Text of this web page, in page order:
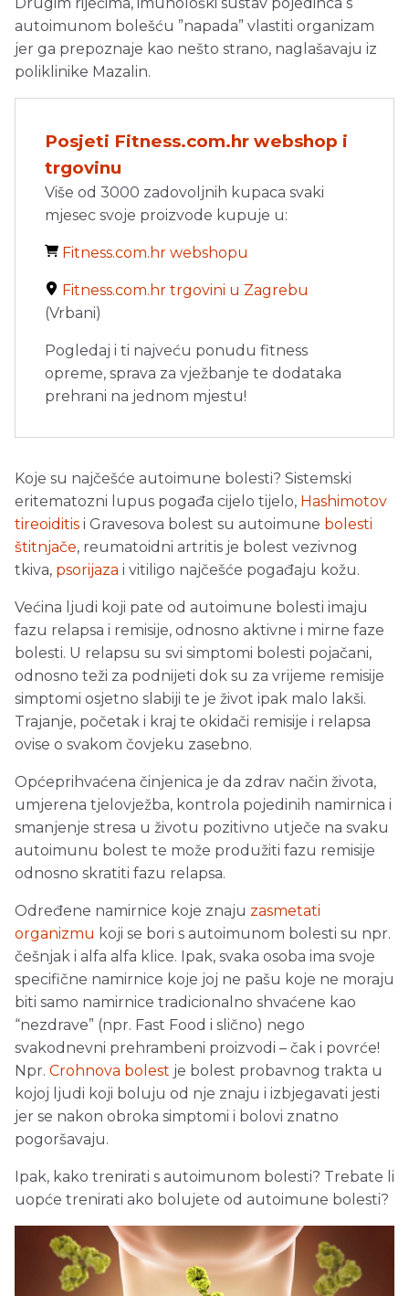
autoimunom bolešću ”napada” vlastiti organizam
jer ga prepoznaje kao nešto strano, naglašavaju iz
poliklinike Mazalin.
Posjeti Fitness.com.hr webshop i
trgovinu
Više od 3000 zadovoljnih kupaca svaki
mjesec svoje proizvode kupuje u:
Fitness.com.hr webshopu
Fitness.com.hr trgovini u Zagrebu
(Vrbani)
Pogledaj i ti najveću ponudu fitness
opreme, sprava za vježbanje te dodataka
prehrani na jednom mjestu!
Koje su najčešće autoimune bolesti? Sistemski
eritematozni lupus pogađa cijelo tijelo, Hashimotov
tireoiditis i Gravesova bolest su autoimune bolesti
štitnjače, reumatoidni artritis je bolest vezivnog
tkiva, psorijaza i vitiligo najčešće pogađaju kožu.
Većina ljudi koji pate od autoimune bolesti imaju
fazu relapsa i remisije, odnosno aktivne i mirne faze
bolesti. U relapsu su svi simptomi bolesti pojačani,
odnosno teži za podnijeti dok su za vrijeme remisije
simptomi osjetno slabiji te je život ipak malo lakši.
Trajanje, početak i kraj te okidači remisije i relapsa
ovise o svakom čovjeku zasebno.
Općeprihvaćena činjenica je da zdrav način života,
umjerena tjelovježba, kontrola pojedinih namirnica i
smanjenje stresa u životu pozitivno utječe na svaku
autoimunu bolest te može produžiti fazu remisije
odnosno skratiti fazu relapsa.
Određene namirnice koje znaju zasmetati
organizmu koji se bori s autoimunom bolesti su npr.
češnjak i alfa alfa klice. Ipak, svaka osoba ima svoje
specifične namirnice koje joj ne pašu koje ne moraju
biti samo namirnice tradicionalno shvaćene kao
“nezdrave” (npr. Fast Food i slično) nego
svakodnevni prehrambeni proizvodi – čak i povrće!
Npr. Crohnova bolest je bolest probavnog trakta u
kojoj ljudi koji boluju od nje znaju i izbjegavati jesti
jer se nakon obroka simptomi i bolovi znatno
pogoršavaju.
Ipak, kako trenirati s autoimunom bolesti? Trebate li
uopće trenirati ako bolujete od autoimune bolesti?